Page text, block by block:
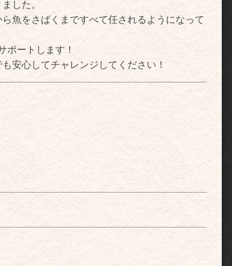
した。
魚をさばくまですべて任されるようになって
ポートします！
安心してチャレンジしてください！